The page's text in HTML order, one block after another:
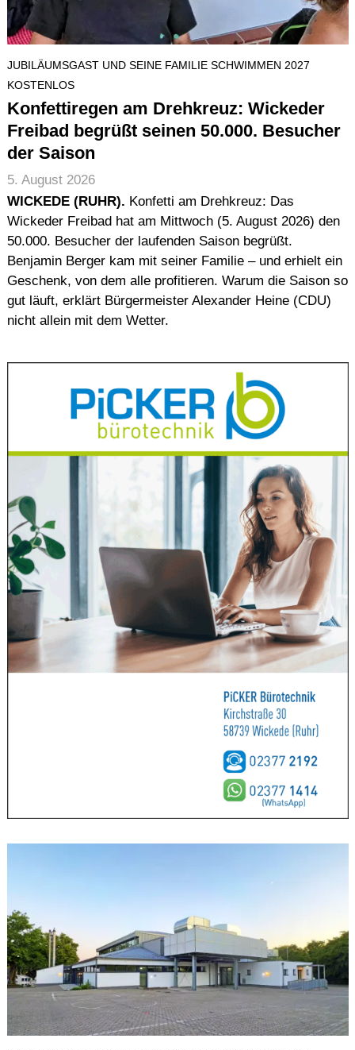
JUBILÄUMSGAST UND SEINE FAMILIE SCHWIMMEN 2027
KOSTENLOS
Konfettiregen am Drehkreuz: Wickeder
Freibad begrüßt seinen 50.000. Besucher
der Saison
5. August 2026
WICKEDE (RUHR). Konfetti am Drehkreuz: Das
Wickeder Freibad hat am Mittwoch (5. August 2026) den
50.000. Besucher der laufenden Saison begrüßt.
Benjamin Berger kam mit seiner Familie – und erhielt ein
Geschenk, von dem alle profitieren. Warum die Saison so
gut läuft, erklärt Bürgermeister Alexander Heine (CDU)
nicht allein mit dem Wetter.